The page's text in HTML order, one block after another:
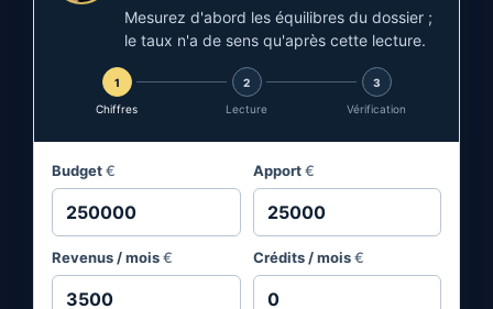
Mesurez d'abord les équilibres du dossier ;
le taux n'a de sens qu'après cette lecture.
1
Chiffres
2
Lecture
3
Vérification
Budget€ Apport€
Revenus / mois€ Crédits / mois€